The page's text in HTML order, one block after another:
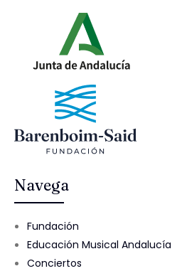
Navega
Fundación
Educación Musical Andalucía
Conciertos